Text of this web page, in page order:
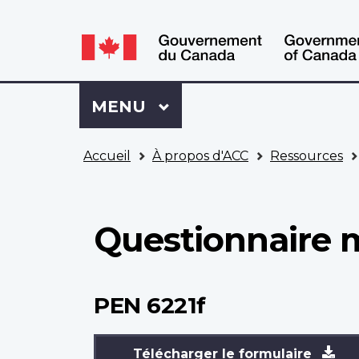
Language
switcher
Language
switcher
Se
connecter
à
Dossier
Menu
MENU PRINCIPAL
Accueil À propos d'ACC Ressources
Questionnaire
PEN 6221f
Télécharger le formulaire